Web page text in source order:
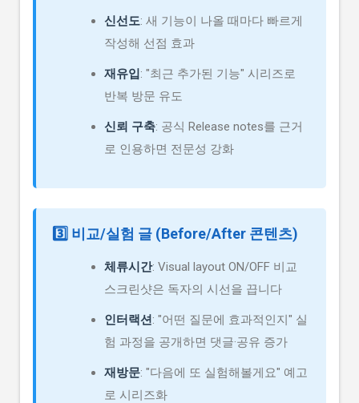
신선도: 새 기능이 나올 때마다 빠르게
작성해 선점 효과
재유입: "최근 추가된 기능" 시리즈로
반복 방문 유도
신뢰 구축: 공식 Release notes를 근거
로 인용하면 전문성 강화
3️⃣ 비교/실험 글 (Before/After 콘텐츠)
체류시간: Visual layout ON/OFF 비교
스크린샷은 독자의 시선을 끕니다
인터랙션: "어떤 질문에 효과적인지" 실
험 과정을 공개하면 댓글·공유 증가
재방문: "다음에 또 실험해볼게요" 예고
로 시리즈화